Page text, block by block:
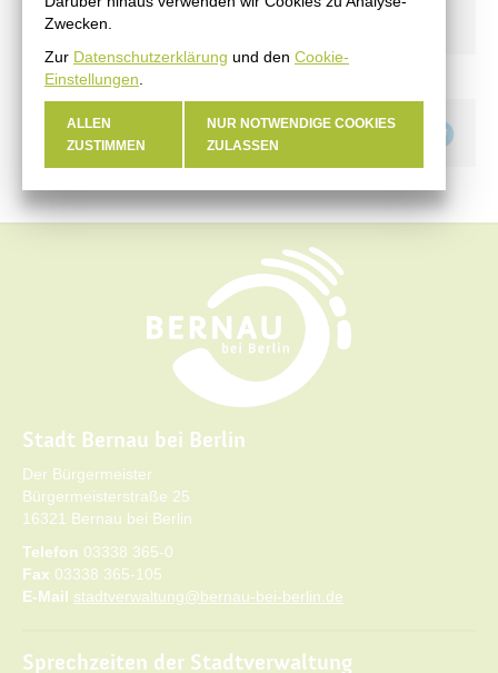
Ausschreibungen
Teilen auf
Stadt Bernau bei Berlin
Der Bürgermeister
Bürgermeisterstraße 25
16321 Bernau bei Berlin
Telefon 03338 365-0
Fax 03338 365-105
E-Mail stadtverwaltung@bernau-bei-berlin.de
Sprechzeiten der Stadtverwaltung
Zwecken.
Zur Datenschutzerklärung und den Cookie-
Einstellungen
ALLEN
ZUSTIMMEN
NUR NOTWENDIGE COOKIES
ZULASSEN